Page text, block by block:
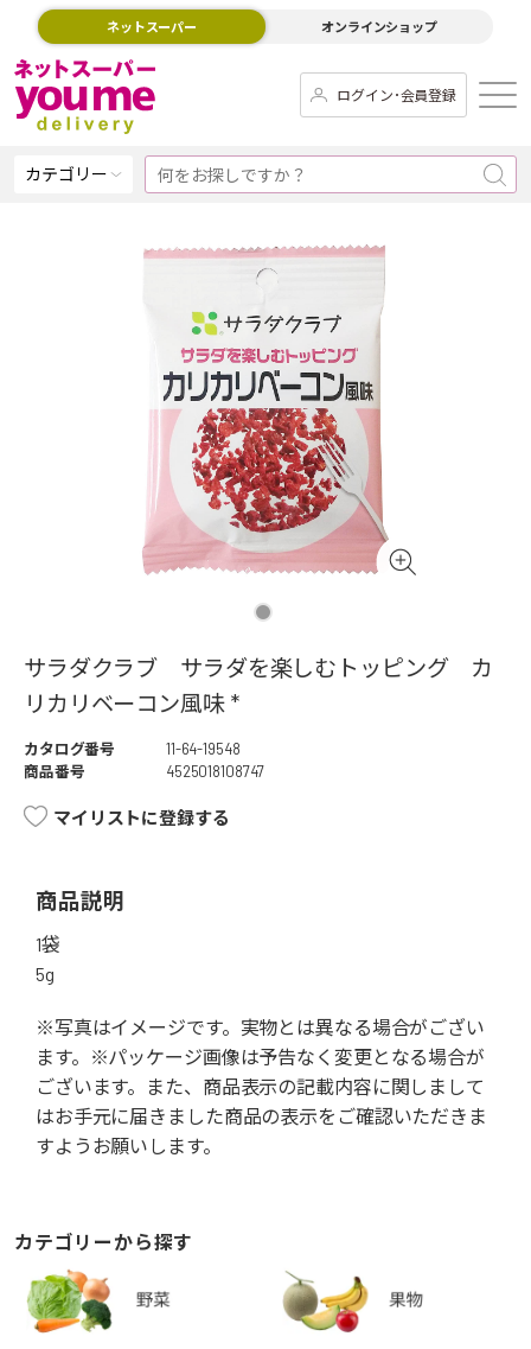
ネットスーパー オンラインショップ
ログイン･会員登録
カテゴリー
サラダクラブ サラダを楽しむトッピング カ
リカリベーコン風味 *
カタログ番号
11-64-19548
商品番号
4525018108747
マイリストに登録する
商品説明
1袋
5g
※写真はイメージです。実物とは異なる場合がござい
ます。※パッケージ画像は予告なく変更となる場合が
ございます。また、商品表示の記載内容に関しまして
はお手元に届きました商品の表示をご確認いただきま
すようお願いします。
カテゴリーから探す